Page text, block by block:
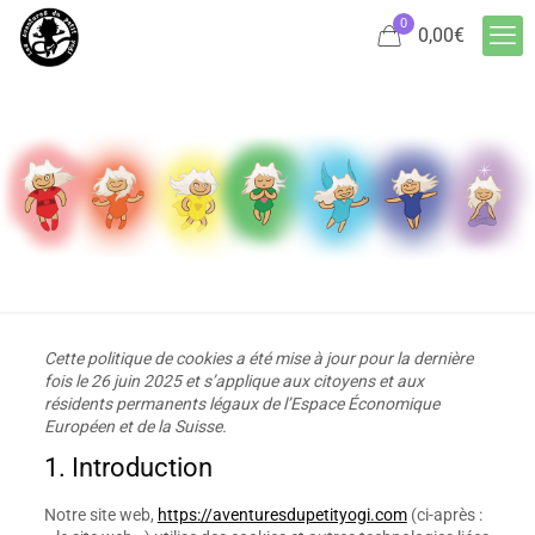
0
0,00€
Cette politique de cookies a été mise à jour pour la dernière
fois le 26 juin 2025 et s’applique aux citoyens et aux
résidents permanents légaux de l’Espace Économique
Européen et de la Suisse.
1. Introduction
Notre site web, https://aventuresdupetityogi.com(ci-après :